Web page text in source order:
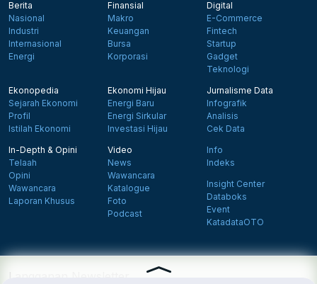
Berita
Nasional
Industri
Internasional
Energi
Finansial
Makro
Keuangan
Bursa
Korporasi
Digital
E-Commerce
Fintech
Startup
Gadget
Teknologi
Ekonopedia
Sejarah Ekonomi
Profil
Istilah Ekonomi
Ekonomi Hijau
Energi Baru
Energi Sirkular
Investasi Hijau
Jurnalisme Data
Infografik
Analisis
Cek Data
In-Depth & Opini
Telaah
Opini
Wawancara
Laporan Khusus
Video
News
Wawancara
Katalogue
Foto
Podcast
Info
Indeks
Insight Center
Databoks
Event
KatadataOTO